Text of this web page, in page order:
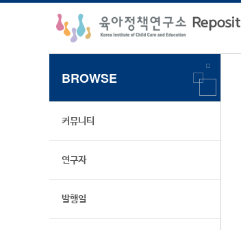
BROWSE
커뮤니티
연구자
발행일